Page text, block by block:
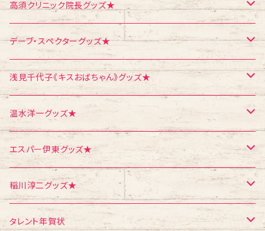
Tシャツ
エコバッグ
ポストカード
ポスター
クリスマス
お面
飛び出すカード
高須クリニック院長グッズ★
Tシャツ
ポストカード
シール
メモ帳
CD
デーブ・スペクターグッズ★
ポストカード
浅見千代子《キスおばちゃん》グッズ★
Tシャツ
ポストカード
温水洋一グッズ★
ポスター
ポストカード
エスパー伊東グッズ★
Tシャツ
ポストカード
稲川淳二グッズ★
Tシャツ
タレント年賀状